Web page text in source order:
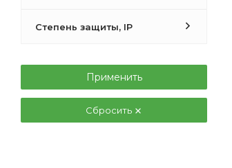
Степень защиты, IP
Применить
Сбросить